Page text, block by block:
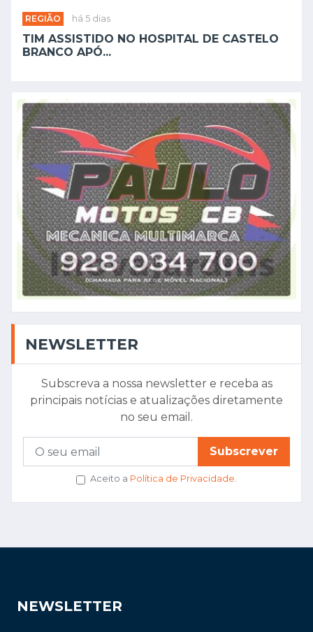
REGIÃO há 5 dias
TIM ASSISTIDO NO HOSPITAL DE CASTELO
BRANCO APÓ...
NEWSLETTER
Subscreva a nossa newsletter e receba as
principais notícias e atualizações diretamente
no seu email.
Subscrever
Aceito a Política de Privacidade.
NEWSLETTER